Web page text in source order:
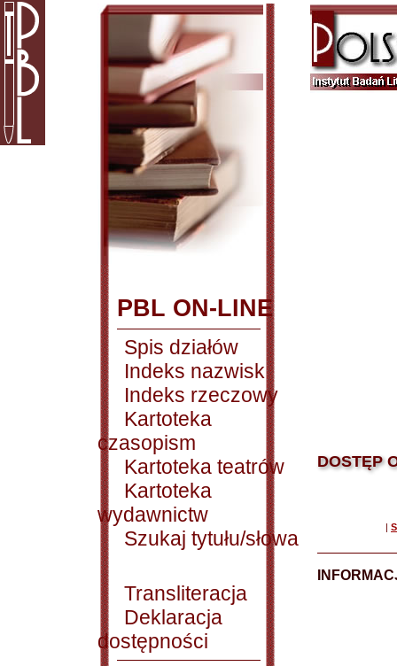
PBL ON-LINE
Spis działów
Indeks nazwisk
Indeks rzeczowy
Kartoteka
czasopism
Kartoteka teatrów
Kartoteka
wydawnictw
Szukaj tytułu/słowa
Transliteracja
Deklaracja
dostępności
DOSTĘP
|